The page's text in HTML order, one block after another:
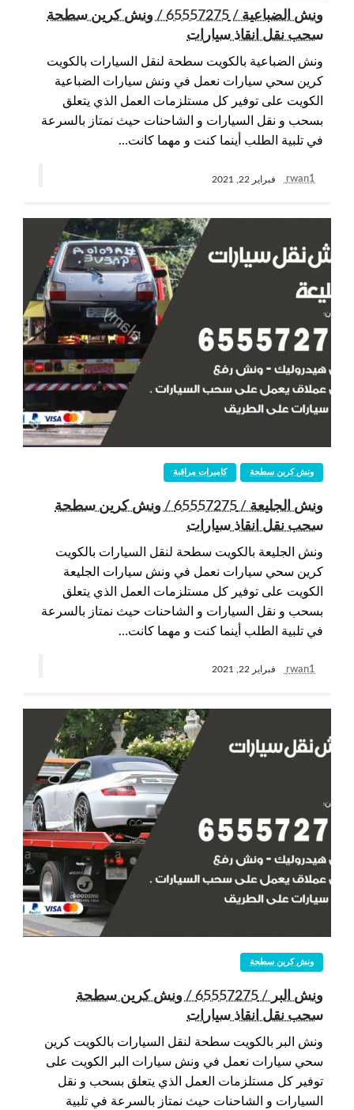
ونش الضباعية / 65557275 / ونش كرين سطحة
سحب نقل انقاذ سيارات
ونش الضباعية بالكويت سطحة لنقل السيارات بالكويت
كرين سحي سيارات نعمل في ونش سيارات الضباعية
الكويت على توفير كل مستلزمات العمل الذي يتعلق
بسحب و نقل السيارات و الشاحنات حيث نمتاز بالسرعة
في تلبية الطلب أينما كنت و مهما كانت…
rwan1 فبراير 22, 2021
كاميرات مراقبة ونش كرين سطحة
ونش الجليعة / 65557275 / ونش كرين سطحة
سحب نقل انقاذ سيارات
ونش الجليعة بالكويت سطحة لنقل السيارات بالكويت
كرين سحي سيارات نعمل في ونش سيارات الجليعة
الكويت على توفير كل مستلزمات العمل الذي يتعلق
بسحب و نقل السيارات و الشاحنات حيث نمتاز بالسرعة
في تلبية الطلب أينما كنت و مهما كانت…
rwan1 فبراير 22, 2021
ونش كرين سطحة
ونش البر / 65557275 / ونش كرين سطحة
سحب نقل انقاذ سيارات
ونش البر بالكويت سطحة لنقل السيارات بالكويت كرين
سحي سيارات نعمل في ونش سيارات البر الكويت على
توفير كل مستلزمات العمل الذي يتعلق بسحب و نقل
السيارات و الشاحنات حيث نمتاز بالسرعة في تلبية